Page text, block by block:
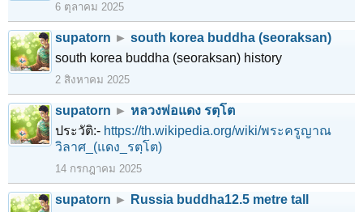
6 ตุลาคม 2025
supatorn ► south korea buddha (seoraksan)
south korea buddha (seoraksan) history
2 สิงหาคม 2025
supatorn ► หลวงพ่อแดง รตฺโต
ประวัติ:- https://th.wikipedia.org/wiki/พระครูญาณ
วิลาศ_(แดง_รตฺโต)
14 กรกฎาคม 2025
supatorn ► Russia buddha12.5 metre tall